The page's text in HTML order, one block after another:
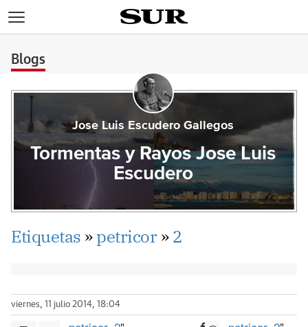
Blogs
Jose Luis Escudero Gallegos
Tormentas y Rayos Jose Luis
Escudero
Etiquetas »petricor»2
viernes, 11 julio 2014, 18:04